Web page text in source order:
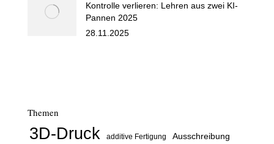
Kontrolle verlieren: Lehren aus zwei KI-
Pannen 2025
28.11.2025
Themen
3D-Druck additive Fertigung Ausschreibung